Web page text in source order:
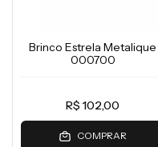
Brinco Estrela Metalique
000700
R$ 102,00
COMPRAR